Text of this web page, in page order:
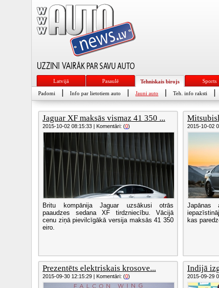
Latvijā Pasaulē Tehniskais birojs Sports
Padomi Info par lietotiem auto Jauni auto Teh. info raksti
Jaguar XF maksās vismaz 41 350 ...
2015-10-02 08:15:33 | Komentāri: (0)
Britu kompānija Jaguar uzsākusi otrās
paaudzes sedana XF tirdzniecību. Vācijā
cenu ziņā pievilcīgākā versija maksās 41 350
eiro.
2015-10-02
Japānas
kas
Prezentēts elektriskais krosove...
2015-09-30 12:15:29 | Komentāri: (0)
Indijā
2015-09-29